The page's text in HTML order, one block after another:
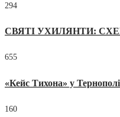
294
СВЯТІ УХИЛЯНТИ:
655
«Кейс Тихона» у
160